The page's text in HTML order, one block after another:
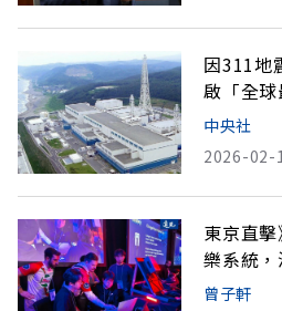
因311地
啟「全
中央社
2026-02-
東京直
樂系統
機
曾子軒